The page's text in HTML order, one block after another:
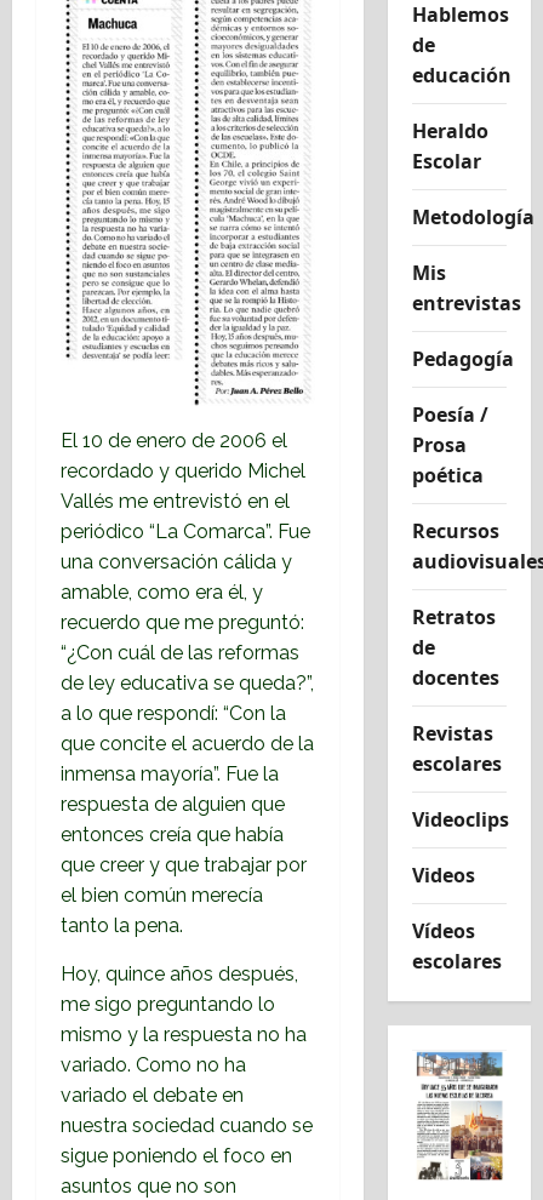
El 10 de enero de 2006 el
recordado y querido Michel
Vallés me entrevistó en el
periódico “La Comarca”. Fue
una conversación cálida y
amable, como era él, y
recuerdo que me preguntó:
“¿Con cuál de las reformas
de ley educativa se queda?”,
a lo que respondí: “Con la
que concite el acuerdo de la
inmensa mayoría”. Fue la
respuesta de alguien que
entonces creía que había
que creer y que trabajar por
el bien común merecía
tanto la pena.
Hoy, quince años después,
me sigo preguntando lo
mismo y la respuesta no ha
variado. Como no ha
variado el debate en
nuestra sociedad cuando se
sigue poniendo el foco en
asuntos que no son
Hablemos
de
educación
Heraldo
Escolar
Metodología
Mis
entrevistas
Pedagogía
Poesía /
Prosa
poética
Recursos
Retratos
de
docentes
Revistas
escolares
Videoclips
Videos
Vídeos
escolares